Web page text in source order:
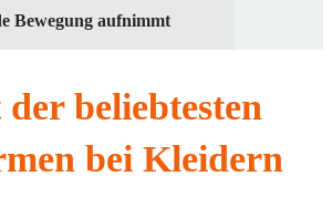
Bewegung aufnimmt
beliebtesten
bei Kleidern